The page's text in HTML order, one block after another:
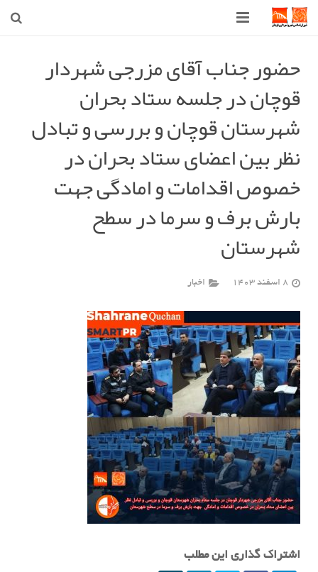
اخبار روز
قوچان
ارتباط با ما
حضور جناب آقای مزرجی شهردار
قوچان در جلسه ستاد بحران
شهرستان قوچان و بررسی و تبادل
نظر بین اعضای ستاد بحران در
خصوص اقدامات و امادگی جهت
بارش برف و سرما در سطح
شهرستان
8 اسفند 1403 اخبار
اشتراک گذاری این مطلب